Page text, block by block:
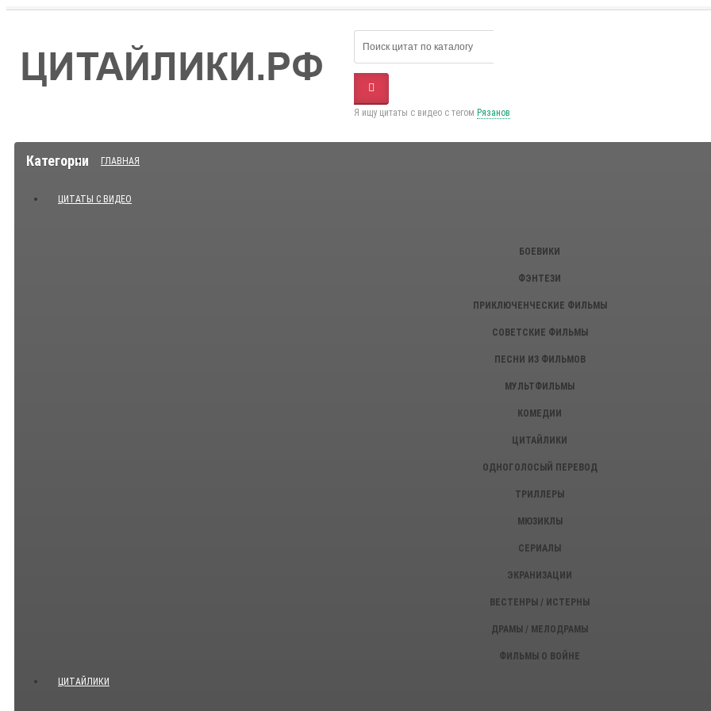
Я ищу цитаты с видео с тегом Рязанов
Категории ГЛАВНАЯ
ЦИТАТЫ С ВИДЕО
БОЕВИКИ
ФЭНТЕЗИ
ПРИКЛЮЧЕНЧЕСКИЕ ФИЛЬМЫ
СОВЕТСКИЕ ФИЛЬМЫ
ПЕСНИ ИЗ ФИЛЬМОВ
МУЛЬТФИЛЬМЫ
КОМЕДИИ
ЦИТАЙЛИКИ
ОДНОГОЛОСЫЙ ПЕРЕВОД
ТРИЛЛЕРЫ
МЮЗИКЛЫ
СЕРИАЛЫ
ЭКРАНИЗАЦИИ
ВЕСТЕНРЫ / ИСТЕРНЫ
ДРАМЫ / МЕЛОДРАМЫ
ФИЛЬМЫ О ВОЙНЕ
ЦИТАЙЛИКИ